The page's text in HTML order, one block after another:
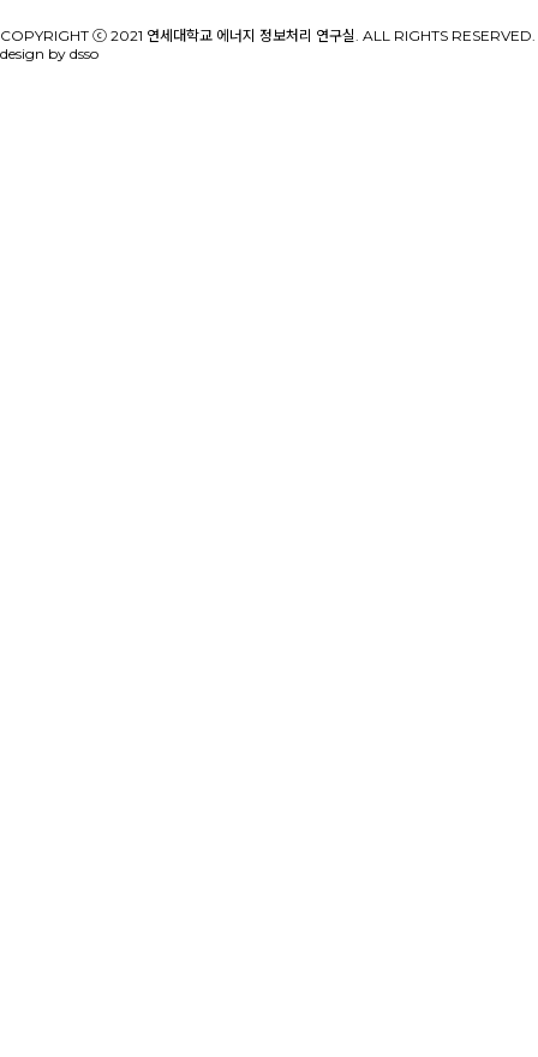
COPYRIGHT ⓒ 2021 연세대학교 에너지 정보처리 연구실. ALL RIGHTS RESERVED.
design by dsso